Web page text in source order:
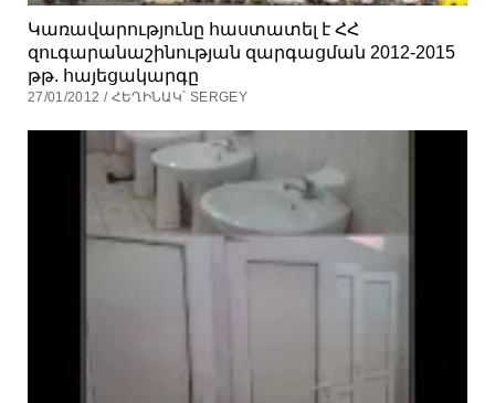
Կառավարությունը հաստատել է ՀՀ
զուգարանաշինության զարգացման 2012-2015
թթ. հայեցակարգը
27/01/2012 / ՀԵՂԻՆԱԿ՝ SERGEY